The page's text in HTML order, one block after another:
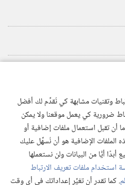
وتقنيات مشابهة كي نُقدِّم لك أفضل
ضرورية كي يعمل موقعنا ولا يمكن
أن تقبل استعمال ملفات إضافية أو
الملفات الإضافية هو أن نُسهِّل عليك
أبدًا أيًّا من البيانات ولن نستعملها
استخدام ملفات تعريف الارتباط
. كما تقدر أن تغيِّر إعداداتك في أي وقت